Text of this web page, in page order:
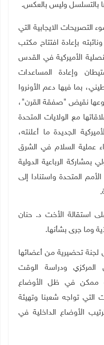
بالتسلسل وليس بالعكس.
التصريحات الايجابية التي
بإعادة افتتاح مكتب
الأميركية في القدس
وإعادة المساعدات
بما فيها دعم الأونروا
نقيض "صفقة القرن"،
مع الولايات المتحدة
الجديدة ما أعلنته،
عملية السلام في الشرق
الرباعية الدولية
المتحدة واستنادا إلى
استقالة الأخت د. حنان
وما جرى بشأنها.
لجنة تحضيرية من أعضائها
المركزي ودراسة الوقت
ممكن في ظل الأوضاع
التي تواجه شعبنا وتهيئة
الأوضاع الداخلية في